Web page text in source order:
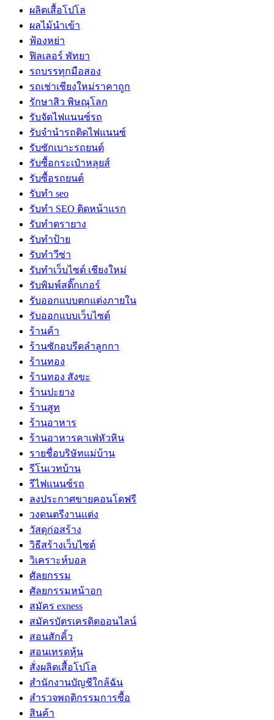
ผลิตเสื้อโปโล
ผลไม้นำเข้า
ฟ้องหย่า
ฟิลเลอร์ พัทยา
รถบรรทุกมือสอง
รถเช่าเชียงใหม่ราคาถูก
รักษาสิว พิษณุโลก
รับจัดไฟแนนซ์รถ
รับจำนำรถติดไฟแนนซ์
รับซักเบาะรถยนต์
รับซื้อกระเป๋าหลุยส์
รับซื้อรถยนต์
รับทำ seo
รับทำ SEO ติดหน้าแรก
รับทำตรายาง
รับทำป้าย
รับทำวีซ่า
รับทำเว็บไซต์ เชียงใหม่
รับพิมพ์สติ๊กเกอร์
รับออกแบบตกแต่งภายใน
รับออกแบบเว็บไซต์
ร้านค้า
ร้านซักอบรีดลำลูกกา
ร้านทอง
ร้านทอง สังขะ
ร้านปะยาง
ร้านสูท
ร้านอาหาร
ร้านอาหารคาเฟ่หัวหิน
รายชื่อบริษัทแม่บ้าน
รีโนเวทบ้าน
รีไฟแนนซ์รถ
ลงประกาศขายคอนโดฟรี
วงดนตรีงานแต่ง
วัสดุก่อสร้าง
วิธีสร้างเว็บไซต์
วิเคราะห์บอล
ศัลยกรรม
ศัลยกรรมหน้าอก
สมัคร exness
สมัครบัตรเครดิตออนไลน์
สอนสักคิ้ว
สอนเทรดหุ้น
สั่งผลิตเสื้อโปโล
สำนักงานบัญชีใกล้ฉัน
สำรวจพฤติกรรมการซื้อ
สินค้า